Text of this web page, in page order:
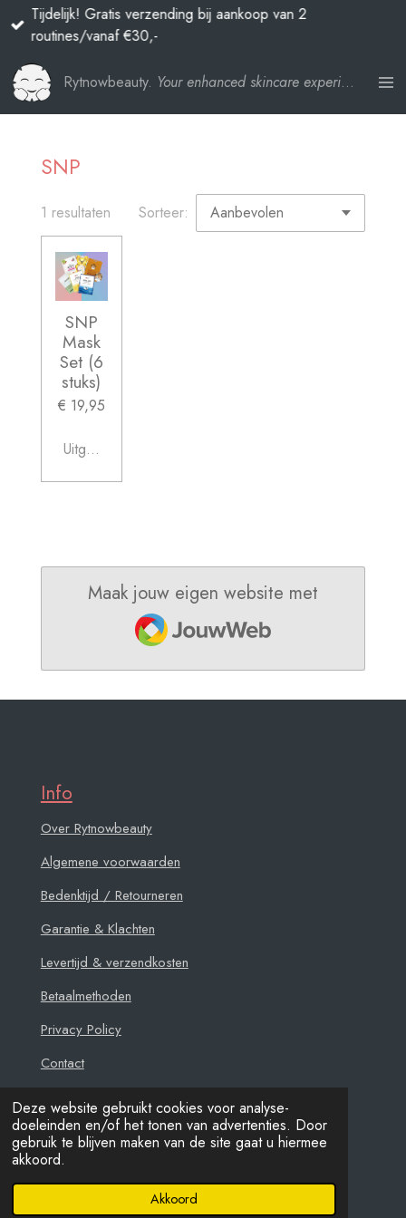
Deze website gebruikt cookies voor analyse-
doeleinden en/of het tonen van advertenties. Door
gebruik te blijven maken van de site gaat u hiermee
akkoord.
Akkoord
Ga
direct
naar
de
hoofdinhoud
Rytnowbeauty. Your enhanced skincare experience
Tijdelijk! Gratis verzending bij aankoop van 2
routines/vanaf €30,-
SNP
1 resultaten Sorteer:
SNP
Mask
Set (6
stuks)
€ 19,95
Uitgeschakeld
Maak jouw eigen website met
JouwWeb
Info
Over Rytnowbeauty
Algemene voorwaarden
Bedenktijd / Retourneren
Garantie & Klachten
Levertijd & verzendkosten
Betaalmethoden
Privacy Policy
Contact
© 2021 - 2026 Rytnowbeauty